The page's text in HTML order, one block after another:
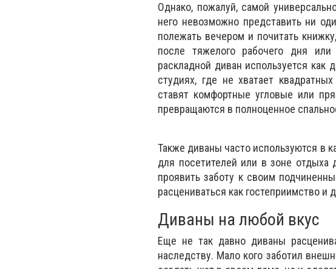
Однако, пожалуй, самой
него невозможно представить ни
полежать вечером и почитать
после тяжелого рабочего дня
раскладной диван используется как
студиях, где не хватает
ставят комфортные угловые или
превращаются в полноценное
Также диваны часто используются в
для посетителей или в зоне отдыха
проявить заботу к своим
расцениваться как гостеприимство
Диваны на любой вкус
Еще не так давно диваны
наследству. Мало кого заботил